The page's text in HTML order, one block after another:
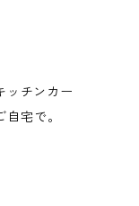
ッチンカー
宅で。